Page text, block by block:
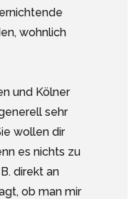
wohnlich
und Kölner
sehr
wollen dir
es nichts zu
direkt an
ob man mir